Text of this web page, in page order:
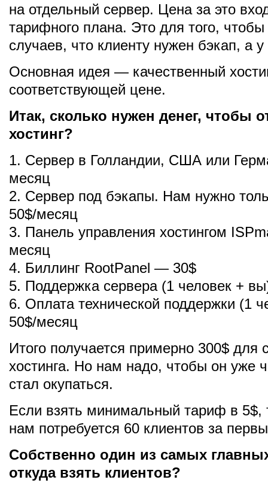
на отдельный сервер. Цена за это
тарифного плана. Это для того,
случаев, что клиенту нужен бэкап, а у
Основная идея — качественный
соответствующей цене.
Итак, сколько нужен денег, чтобы
хостинг?
1. Сервер в Голландии, США или
месяц
2. Сервер под бэкапы. Нам нужно
50$/месяц
3. Панель управления хостингом
месяц
4. Биллинг RootPanel — 30$
5. Поддержка сервера (1 человек +
6. Оплата технической поддержки (1
50$/месяц
Итого получается примерно 300$ для
хостинга. Но нам надо, чтобы он уже
стал окупаться.
Если взять минимальный тариф в 5$,
нам потребуется 60 клиентов за
Собственно один из самых
откуда взять клиентов?